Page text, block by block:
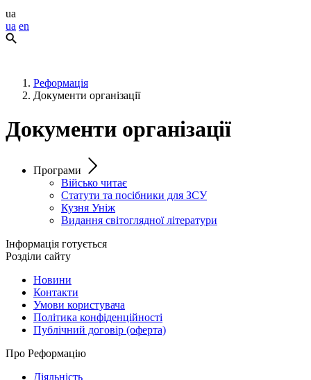
ua
ua en
Реформація
Документи організації
Документи організації
Програми
Військо читає
Статути та посібники для ЗСУ
Кузня Уніж
Видання світоглядної літератури
Інформація готується
Розділи сайту
Новини
Контакти
Умови користувача
Політика конфіденційності
Публічний договір (оферта)
Про Реформацію
Діяльність